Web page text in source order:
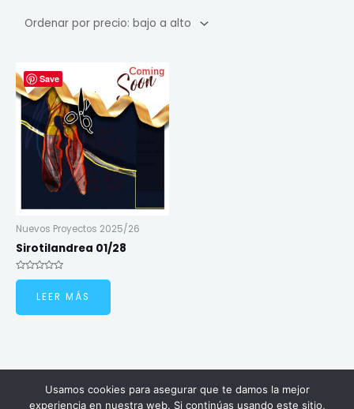
Save
Nuevos Proyectos 2025/26
Sirotilandrea 01/28
Valorado
5
LEER MÁS
Copyright © 2026 Carlosantanart | Powered by Carlosantanart
Usamos cookies para asegurar que te damos la mejor
experiencia en nuestra web. Si continúas usando este sitio,